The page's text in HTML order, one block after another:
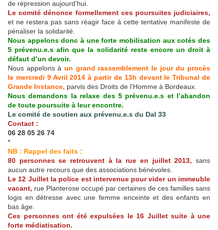
de répression aujourd’hui.
Le comité dénonce formellement ces poursuites judiciaires,
et ne restera pas sans réagir face à cette tentative manifeste de
pénaliser la solidarité.
Nous appelons donc à une forte mobilisation aux cotés des
5 prévenu.e.s afin que la solidarité reste encore un droit à
défaut d’un devoir.
Nous appelons à un grand rassemblement le jour du procès
le mercredi 9 Avril 2014 à partir de 13h devant le Tribunal de
Grande Instance, parvis des Droits de l’Homme à Bordeaux.
Nous demandons la relaxe des 5 prévenu.e.s et l’abandon
de toute poursuite à leur encontre.
Le comité de soutien aux prévenu.e.s du Dal 33
Contact :
06 28 05 26 74
*
NB : Rappel des faits :
80 personnes se retrouvent à la rue en juillet 2013, sans
aucun autre recours que des associations bénévoles.
Le 12 Juillet la police est intervenue pour vider un immeuble
vacant, rue Planterose occupé par certaines de ces familles sans
logis en détresse avec une femme enceinte et des enfants en
bas âge.
Ces personnes ont été expulsées le 16 Juillet suite à une
forte médiatisation.